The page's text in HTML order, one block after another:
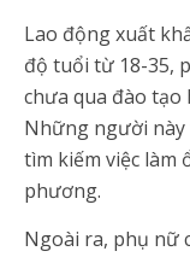
Lao động xuất
độ tuổi từ 18-35,
chưa qua đào tạo
Những người
tìm kiếm việc làm
phương.
Ngoài ra, phụ nữ